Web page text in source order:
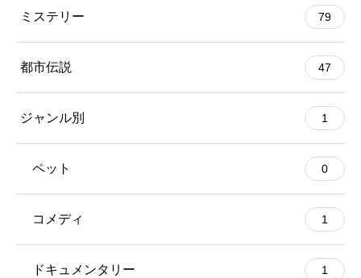
ミステリー 79
都市伝説 47
ジャンル別 1
ペット 0
コメディ 1
ドキュメンタリー 1